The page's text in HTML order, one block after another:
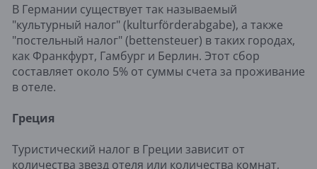
В Германии существует так называемый
"культурный налог" (kulturförderabgabe), а также
"постельный налог" (bettensteuer) в таких городах,
как Франкфурт, Гамбург и Берлин. Этот сбор
составляет около 5% от суммы счета за проживание
в отеле.
Греция
Туристический налог в Греции зависит от
количества звезд отеля или количества комнат,